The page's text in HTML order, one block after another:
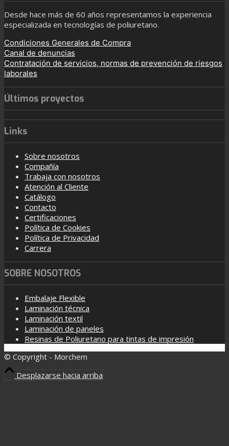
Desde hace más de 60 años representamos la experiencia
especializada en tecnologías de poliuretano.
Condiciones Generales de Compra
Canal de denuncias
Contratación de servicios, normas de prevención de riesgos
laborales
Últimos proyectos
Links
Sobre nosotros
Compañía
Trabaja con nosotros
Atención al Cliente
Catálogo
Contacto
Certificaciones
Política de Cookies
Política de Privacidad
Carrera
SOBRE NOSOTROS
Embalaje Flexible
Laminación técnica
Laminación textil
Laminación de paneles
Resinas de Poliuretano para tintas de impresión
© Copyright - Morchem
Desplazarse hacia arriba